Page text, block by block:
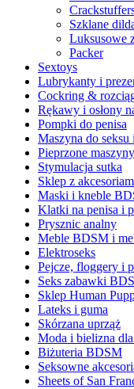
Szklane
Luksusowe
Packer
Sextoys
Lubrykanty i
Cockring &
Rękawy i osłony
Pompki do penisa
Maszyna do seksu
Pieprzone
Stymulacja sutka
Sklep z
Maski i kneble
Klatki na penisa i
Prysznic analny
Meble BDSM i
Elektroseks
Pejcze, floggery i
Seks zabawki
Sklep Human
Lateks i guma
Skórzana uprząż
Moda i bielizna
Biżuteria BDSM
Seksowne
Sheets of San